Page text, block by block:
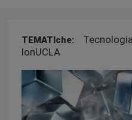
TEMATIche:
IonUCLA